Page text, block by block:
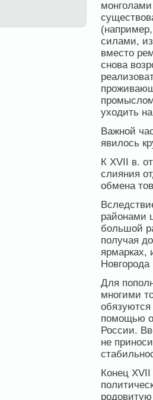
силами,
вместо
снова
уходить
Важной
явилось
К XVII в.
слияния
обмена
районами
большой
получая
ярмарках,
Для
многими
обязуются
помощью
России.
не
Конец